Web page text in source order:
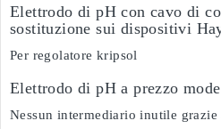
Elettrodo di pH con cavo di
sostituzione sui dispositivi
Per regolatore kripsol
Elettrodo di pH a prezzo
Nessun intermediario inutile